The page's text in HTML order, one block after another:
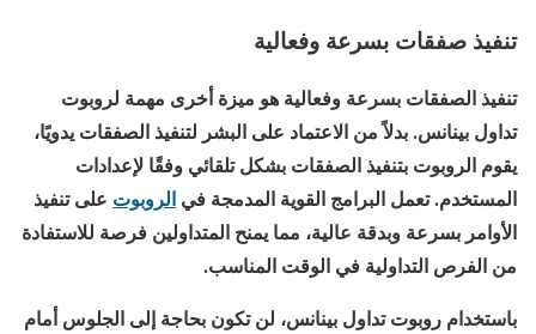
تنفيذ صفقات بسرعة وفعالية
تنفيذ الصفقات بسرعة وفعالية هو ميزة أخرى مهمة لروبوت
تداول بينانس. بدلاً من الاعتماد على البشر لتنفيذ الصفقات يدويًا،
يقوم الروبوت بتنفيذ الصفقات بشكل تلقائي وفقًا لإعدادات
المستخدم. تعمل البرامج القوية المدمجة في الروبوت على تنفيذ
الأوامر بسرعة وبدقة عالية، مما يمنح المتداولين فرصة للاستفادة
من الفرص التداولية في الوقت المناسب.
باستخدام روبوت تداول بينانس، لن تكون بحاجة إلى الجلوس أمام